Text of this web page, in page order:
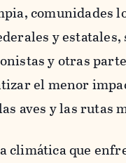
comunidades
y estatales,
y otras
el menor
aves y las rutas
climática que